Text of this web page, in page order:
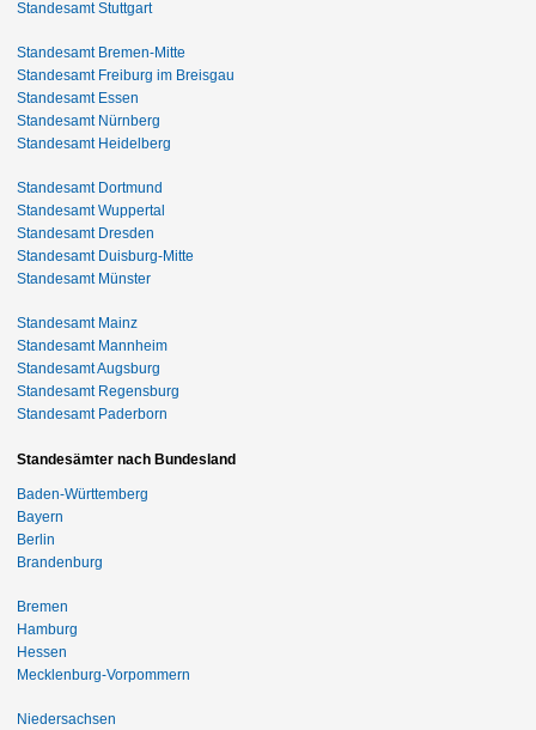
Standesamt Stuttgart
Standesamt Bremen-Mitte
Standesamt Freiburg im Breisgau
Standesamt Essen
Standesamt Nürnberg
Standesamt Heidelberg
Standesamt Dortmund
Standesamt Wuppertal
Standesamt Dresden
Standesamt Duisburg-Mitte
Standesamt Münster
Standesamt Mainz
Standesamt Mannheim
Standesamt Augsburg
Standesamt Regensburg
Standesamt Paderborn
Standesämter nach Bundesland
Baden-Württemberg
Bayern
Berlin
Brandenburg
Bremen
Hamburg
Hessen
Mecklenburg-Vorpommern
Niedersachsen